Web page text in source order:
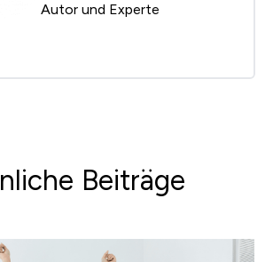
Autor und Experte
Beiträge